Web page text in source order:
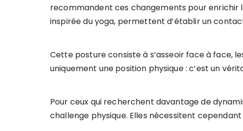
recommandent ces changements pour enrichir
inspirée du yoga, permettent d’établir un
Cette posture consiste à s’asseoir face à face,
uniquement une position physique : c’est un
Pour ceux qui recherchent davantage de
challenge physique. Elles nécessitent